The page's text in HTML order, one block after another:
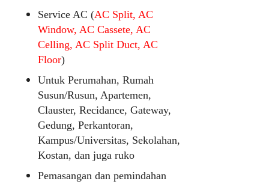
Service AC (AC Split, AC
Window, AC Cassete, AC
Celling, AC Split Duct, AC
Floor)
Untuk Perumahan, Rumah
Susun/Rusun, Apartemen,
Clauster, Recidance, Gateway,
Gedung, Perkantoran,
Kampus/Universitas, Sekolahan,
Kostan, dan juga ruko
Pemasangan dan pemindahan